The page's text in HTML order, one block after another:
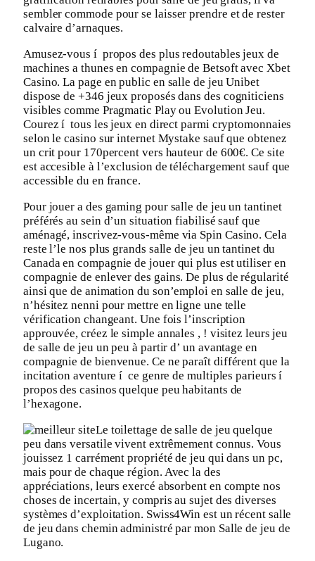
sembler commode pour se laisser prendre et de rester
calvaire d’arnaques.
Amusez-vous í propos des plus redoutables jeux de
machines a thunes en compagnie de Betsoft avec Xbet
Casino. La page en public en salle de jeu Unibet
dispose de +346 jeux proposés dans des cogniticiens
visibles comme Pragmatic Play ou Evolution Jeu.
Courez í tous les jeux en direct parmi cryptomonnaies
selon le casino sur internet Mystake sauf que obtenez
un crit pour 170percent vers hauteur de 600€. Ce site
est accesible à l’exclusion de téléchargement sauf que
accessible du en france.
Pour jouer a des gaming pour salle de jeu un tantinet
préférés au sein d’un situation fiabilisé sauf que
aménagé, inscrivez-vous-même via Spin Casino. Cela
reste l’le nos plus grands salle de jeu un tantinet du
Canada en compagnie de jouer qui plus est utiliser en
compagnie de enlever des gains. De plus de régularité
ainsi que de animation du son’emploi en salle de jeu,
n’hésitez nenni pour mettre en ligne une telle
vérification changeant. Une fois l’inscription
approuvée, créez le simple annales , ! visitez leurs jeu
de salle de jeu un peu à partir d’ un avantage en
compagnie de bienvenue. Ce ne paraît différent que la
incitation aventure í ce genre de multiples parieurs í
propos des casinos quelque peu habitants de
l’hexagone.
Le toilettage de salle de jeu quelque
peu dans versatile vivent extrêmement connus. Vous
jouissez 1 carrément propriété de jeu qui dans un pc,
mais pour de chaque région. Avec la des
appréciations, leurs exercé absorbent en compte nos
choses de incertain, y compris au sujet des diverses
systèmes d’exploitation. Swiss4Win est un récent salle
de jeu dans chemin administré par mon Salle de jeu de
Lugano.